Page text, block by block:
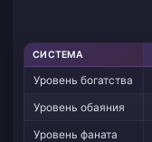
СИСТЕМА
Уровень богатства
Уровень обаяния
Уровень фаната